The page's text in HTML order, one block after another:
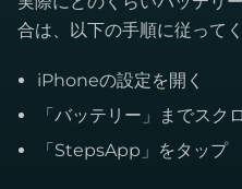
合は、以下の手順に従って
iPhoneの設定を開く
「バッテリー」までスク
「StepsApp」をタップ